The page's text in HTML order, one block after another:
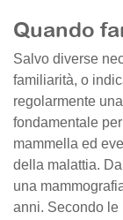
Quando
Salvo diverse
familiarità, o
regolarmente
fondamentale
mammella ed
della malattia.
una
anni. Secondo